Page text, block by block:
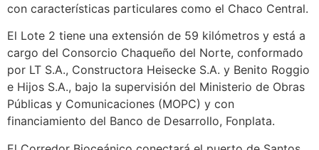
con características particulares como el Chaco Central.
El Lote 2 tiene una extensión de 59 kilómetros y está a
cargo del Consorcio Chaqueño del Norte, conformado
por LT S.A., Constructora Heisecke S.A. y Benito Roggio
e Hijos S.A., bajo la supervisión del Ministerio de Obras
Públicas y Comunicaciones (MOPC) y con
financiamiento del Banco de Desarrollo, Fonplata.